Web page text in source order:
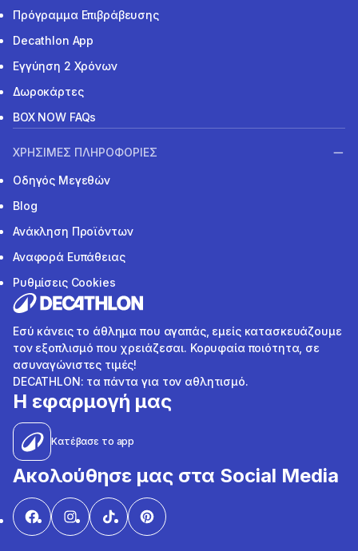
Πρόγραμμα Επιβράβευσης
Decathlon App
Εγγύηση 2 Χρόνων
Δωροκάρτες
BOX NOW FAQs
ΧΡΗΣΙΜΕΣ ΠΛΗΡΟΦΟΡΙΕΣ
Οδηγός Μεγεθών
Blog
Ανάκληση Προϊόντων
Αναφορά Ευπάθειας
Ρυθμίσεις Cookies
Εσύ κάνεις το άθλημα που αγαπάς, εμείς κατασκευάζουμε
τον εξοπλισμό που χρειάζεσαι. Κορυφαία ποιότητα, σε
ασυναγώνιστες τιμές!
DECATHLON: τα πάντα για τον αθλητισμό.
Η εφαρμογή μας
Κατέβασε το app
Ακολούθησε μας στα Social Media